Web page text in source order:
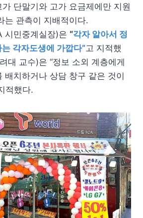
단말기와 고가 요금제에만 지원
는 관측이 지배적이다.
시민중계실장)은 “각자 알아서 정
각자도생에 가깝다”고 지적했
대 교수)은 “정보 소외 계층에게
배치하거나 상담 창구 같은 것이
적했다.